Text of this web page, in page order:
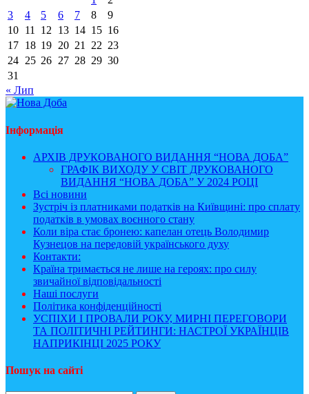
3
4 5 6 7 8
9
10 11 12 13 14 15 16
17 18 19 20 21 22 23
24 25 26 27 28 29 30
31
« Лип
Інформація
АРХІВ ДРУКОВАНОГО ВИДАННЯ “НОВА ДОБА”
ГРАФІК ВИХОДУ У СВІТ ДРУКОВАНОГО
ВИДАННЯ “НОВА ДОБА” У 2024 РОЦІ
Всі новини
Зустріч із платниками податків на Київщині: про сплату
податків в умовах воєнного стану
Коли віра стає бронею: капелан отець Володимир
Кузнецов на передовій українського духу
Контакти:
Країна тримається не лише на героях: про силу
звичайної відповідальності
Наші послуги
Політика конфіденційності
УСПІХИ І ПРОВАЛИ РОКУ, МИРНІ ПЕРЕГОВОРИ
ТА ПОЛІТИЧНІ РЕЙТИНГИ: НАСТРОЇ УКРАЇНЦІВ
НАПРИКІНЦІ 2025 РОКУ
Пошук на сайті